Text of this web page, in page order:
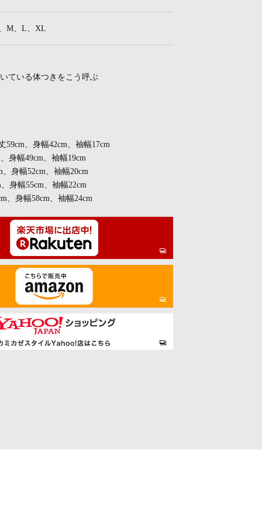
M、L、XL
ている体つきをこう呼ぶ
59cm、身幅42cm、袖幅17cm
身幅49cm、袖幅19cm
身幅52cm、袖幅20cm
身幅55cm、袖幅22cm
、身幅58cm、袖幅24cm